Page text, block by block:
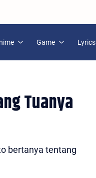
Game Lyrics
Tuanya
bertanya tentang